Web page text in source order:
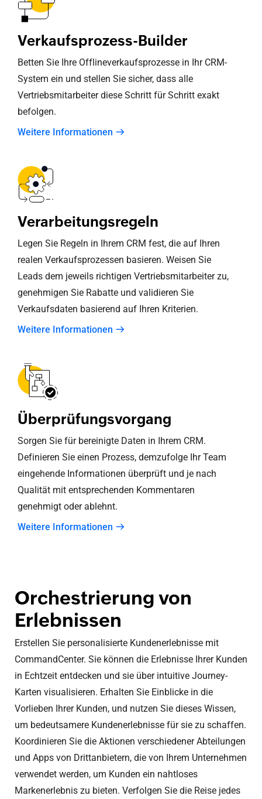
Verkaufsprozess-Builder
Betten Sie Ihre Offlineverkaufsprozesse in Ihr CRM-
System ein und stellen Sie sicher, dass alle
Vertriebsmitarbeiter diese Schritt für Schritt exakt
befolgen.
Weitere Informationen
Verarbeitungsregeln
Legen Sie Regeln in Ihrem CRM fest, die auf Ihren
realen Verkaufsprozessen basieren. Weisen Sie
Leads dem jeweils richtigen Vertriebsmitarbeiter zu,
genehmigen Sie Rabatte und validieren Sie
Verkaufsdaten basierend auf Ihren Kriterien.
Weitere Informationen
Überprüfungsvorgang
Sorgen Sie für bereinigte Daten in Ihrem CRM.
Definieren Sie einen Prozess, demzufolge Ihr Team
eingehende Informationen überprüft und je nach
Qualität mit entsprechenden Kommentaren
genehmigt oder ablehnt.
Weitere Informationen
Orchestrierung von
Erlebnissen
Erstellen Sie personalisierte Kundenerlebnisse mit
CommandCenter. Sie können die Erlebnisse Ihrer Kunden
in Echtzeit entdecken und sie über intuitive Journey-
Karten visualisieren. Erhalten Sie Einblicke in die
Vorlieben Ihrer Kunden, und nutzen Sie dieses Wissen,
um bedeutsamere Kundenerlebnisse für sie zu schaffen.
Koordinieren Sie die Aktionen verschiedener Abteilungen
und Apps von Drittanbietern, die von Ihrem Unternehmen
verwendet werden, um Kunden ein nahtloses
Markenerlebnis zu bieten. Verfolgen Sie die Reise jedes